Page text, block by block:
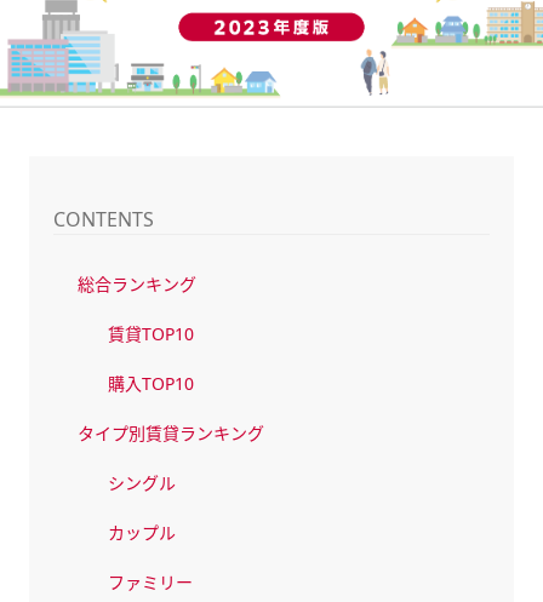
CONTENTS
総合ランキング
賃貸TOP10
購入TOP10
タイプ別賃貸ランキング
シングル
カップル
ファミリー